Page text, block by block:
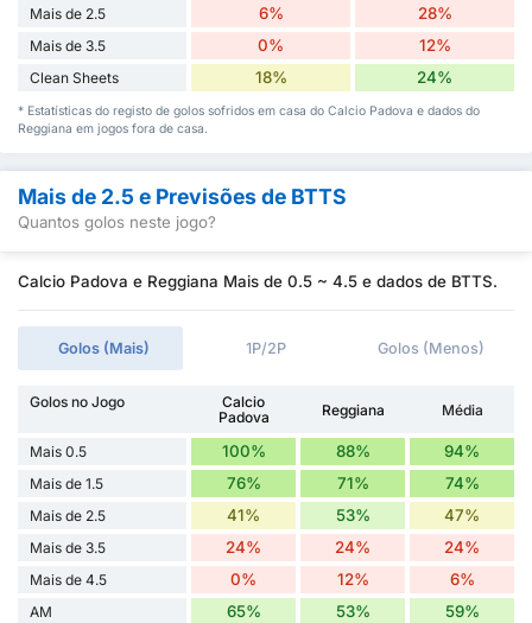
Mais de 2.5 6% 28%
Mais de 3.5 0% 12%
Clean Sheets 18% 24%
* Estatísticas do registo de golos sofridos em casa do Calcio Padova e dados do
Reggiana em jogos fora de casa.
Mais de 2.5 e Previsões de BTTS
Quantos golos neste jogo?
Calcio Padova e Reggiana Mais de 0.5 ~ 4.5 e dados de BTTS.
Golos (Mais) 1P/2P Golos (Menos)
Golos no Jogo
Calcio
Padova
Reggiana Média
Mais 0.5 100% 88% 94%
Mais de 1.5 76% 71% 74%
Mais de 2.5 41% 53% 47%
Mais de 3.5 24% 24% 24%
Mais de 4.5 0% 12% 6%
AM 65% 53% 59%